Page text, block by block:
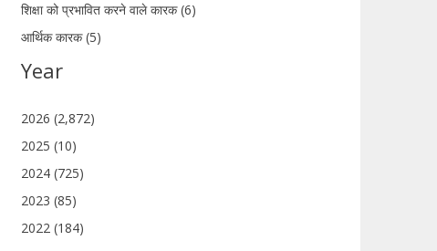
शिक्षा को प्रभावित करने वाले कारक (6)
आर्थिक कारक (5)
Year
2026 (2,872)
2025 (10)
2024 (725)
2023 (85)
2022 (184)